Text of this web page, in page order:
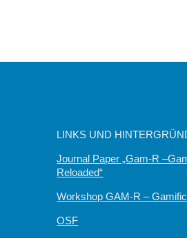
LINKS UND
Journal Paper „Gam-R
Reloaded“
Workshop GAM-R –
OSF